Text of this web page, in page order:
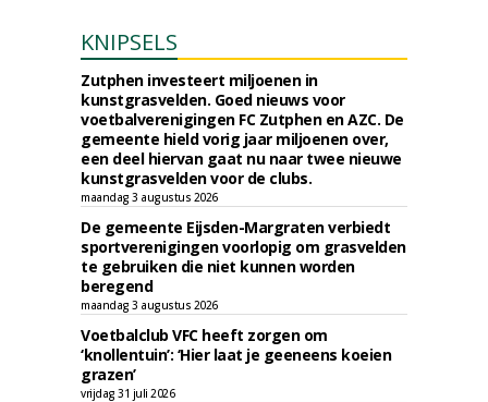
KNIPSELS
Zutphen investeert miljoenen in
kunstgrasvelden. Goed nieuws voor
voetbalverenigingen FC Zutphen en AZC. De
gemeente hield vorig jaar miljoenen over,
een deel hiervan gaat nu naar twee nieuwe
kunstgrasvelden voor de clubs.
maandag 3 augustus 2026
De gemeente Eijsden-Margraten verbiedt
sportverenigingen voorlopig om grasvelden
te gebruiken die niet kunnen worden
beregend
maandag 3 augustus 2026
Voetbalclub VFC heeft zorgen om
‘knollentuin’: ‘Hier laat je geeneens koeien
grazen’
vrijdag 31 juli 2026